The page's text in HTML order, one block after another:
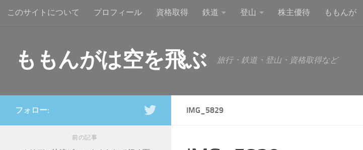
コンテンツへスキップ
このサイトについて プロフィール 資格取得 鉄道 登山 株主優待 ももんが
ももんがは空を飛ぶ 旅行・鉄道・登山・資格取得など
IMG_5829
フォロー:
前の記事